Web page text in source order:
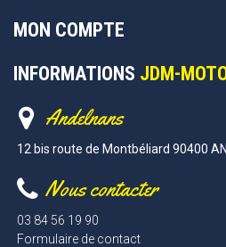
MON COMPTE
INFORMATIONS JDM-
Andelnans
12 bis route de Montbéliard 90400
Nous contacter
03 84 56 19 90
Formulaire de contact